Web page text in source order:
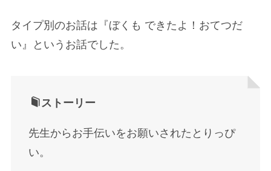
タイプ別のお話は『ぼくも できたよ！おてつだ
い』というお話でした。
ストーリー
先生からお手伝いをお願いされたとりっぴ
い。